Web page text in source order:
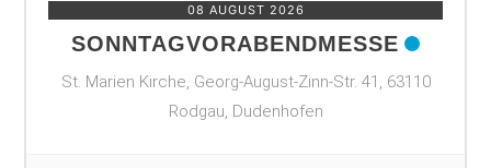
08 AUGUST 2026
SONNTAGVORABENDMESSE
St. Marien Kirche, Georg-August-Zinn-Str. 41, 63110
Rodgau, Dudenhofen